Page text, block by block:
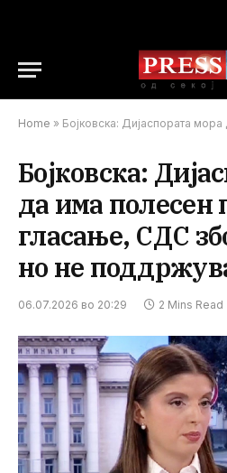
Home » Бојковска: Дијаспората мора да има полесен пристап
Бојковска:
да има полесен
гласање, СДС
но не
06.07.2026 во 20:29 2 Mins Read